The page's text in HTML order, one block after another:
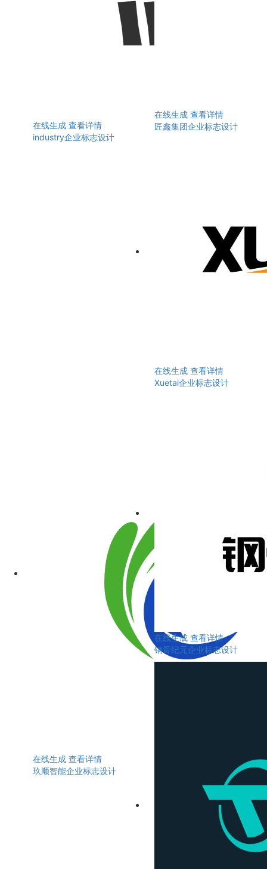
在线生成 查看详情
industry企业标志设计
在线生成 查看详情
匠鑫集团企业标志设计
在线生成 查看详情
Xuetai企业标志设计
在线生成 查看详情
玖顺智能企业标志设计
在线生成 查看详情
钢骨纪元企业标志设计